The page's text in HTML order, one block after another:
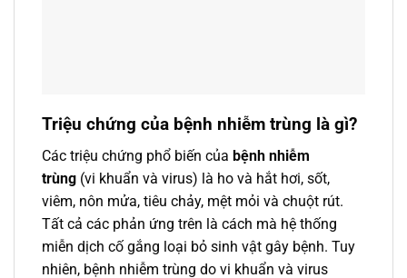
Triệu chứng của bệnh nhiễm trùng là gì?
Các triệu chứng phổ biến của bệnh nhiễm
trùng (vi khuẩn và virus) là ho và hắt hơi, sốt,
viêm, nôn mửa, tiêu chảy, mệt mỏi và chuột rút.
Tất cả các phản ứng trên là cách mà hệ thống
miễn dịch cố gắng loại bỏ sinh vật gây bệnh. Tuy
nhiên, bệnh nhiễm trùng do vi khuẩn và virus